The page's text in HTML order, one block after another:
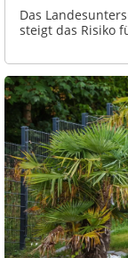
Das
steigt das Risiko